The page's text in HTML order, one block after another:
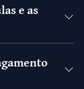
e as